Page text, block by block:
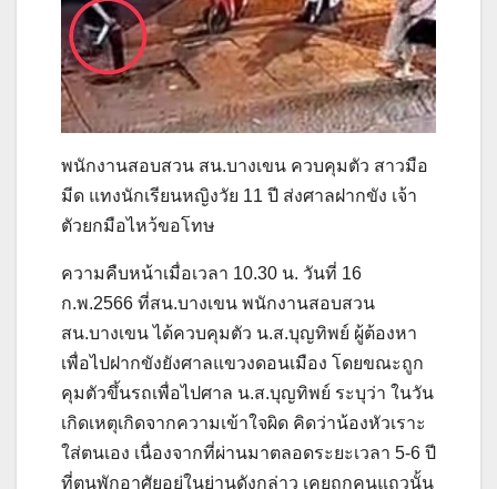
พนักงานสอบสวน สน.บางเขน ควบคุมตัว สาวมือ
มีด แทงนักเรียนหญิงวัย 11 ปี ส่งศาลฝากขัง เจ้า
ตัวยกมือไหว้ขอโทษ
ความคืบหน้าเมื่อเวลา 10.30 น. วันที่ 16
ก.พ.2566 ที่สน.บางเขน พนักงานสอบสวน
สน.บางเขน ได้ควบคุมตัว น.ส.บุญทิพย์ ผู้ต้องหา
เพื่อไปฝากขังยังศาลแขวงดอนเมือง โดยขณะถูก
คุมตัวขึ้นรถเพื่อไปศาล น.ส.บุญทิพย์ ระบุว่า ในวัน
เกิดเหตุเกิดจากความเข้าใจผิด คิดว่าน้องหัวเราะ
ใส่ตนเอง เนื่องจากที่ผ่านมาตลอดระยะเวลา 5-6 ปี
ที่ตนพักอาศัยอยู่ในย่านดังกล่าว เคยถูกคนแถวนั้น